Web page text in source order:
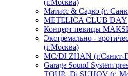
(г.Москва)
Матисс & Садко (г.
METELICA CLUB DAY
Концерт певицы
Экстремально -
(г.Москва)
МС/DJ ZHAN (г.Санкт-
Garage Sound System
TOUR, Dj SUHOV (г.